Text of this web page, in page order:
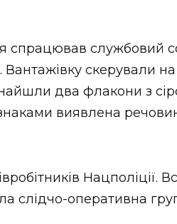
спрацював службовий
скерували
знайшли два флакони з
виявлена
Нацполіції.
слідчо-оперативна